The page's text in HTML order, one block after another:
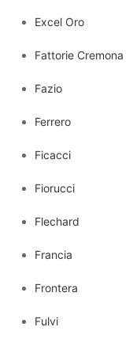
Excel Oro
Fattorie Cremona
Fazio
Ferrero
Ficacci
Fiorucci
Flechard
Francia
Frontera
Fulvi